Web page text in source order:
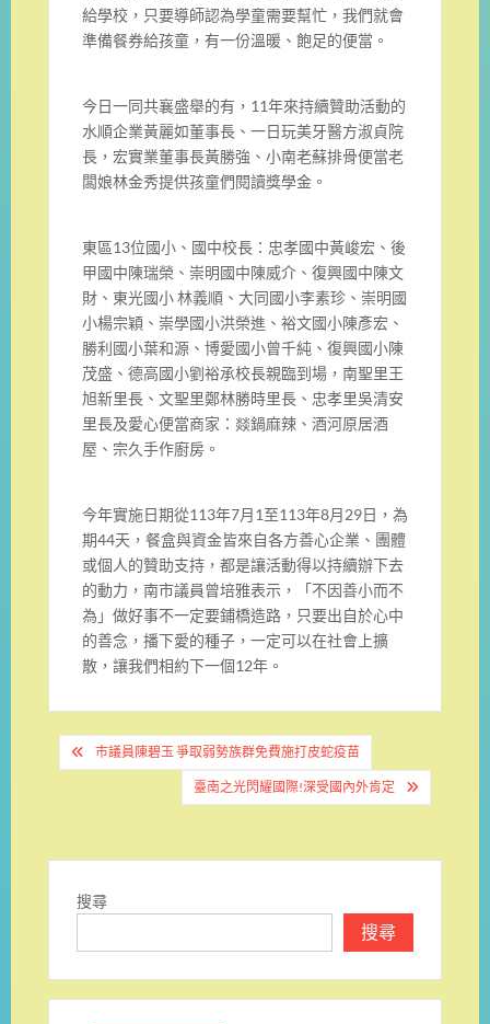
給學校，只要導師認為學童需要幫忙， 我們就會
準備餐券給孩童，有一份溫暖、飽足的便當。
今日一同共襄盛舉的有， 11年來持續贊助活動的
水順企業黃麗如董事長、 一日玩美牙醫方淑貞院
長，宏實業董事長黃勝強、 小南老蘇排骨便當老
闆娘林金秀提供孩童們閱讀獎學金。
東區13位國小、國中校長：忠孝國中黃峻宏、後
甲國中陳瑞榮、 崇明國中陳威介、復興國中陳文
財、東光國小 林義順、大同國小李素珍、崇明國
小楊宗穎、崇學國小洪榮進、 裕文國小陳彥宏、
勝利國小葉和源、博愛國小曾千純、 復興國小陳
茂盛、德高國小劉裕承校長親臨到場， 南聖里王
旭新里長、文聖里鄭林勝時里長、 忠孝里吳清安
里長及愛心便當商家：燚鍋麻辣、酒河原居酒
屋、 宗久手作廚房。
今年實施日期從113年7月1至113年8月29日， 為
期44天，餐盒與資金皆來自各方善心企業、 團體
或個人的贊助支持，都是讓活動得以持續辦下去
的動力， 南市議員曾培雅表示，「不因善小而不
為」 做好事不一定要鋪橋造路，只要出自於心中
的善念，播下愛的種子， 一定可以在社會上擴
散，讓我們相約下一個12年。
文
章
覽
市議員陳碧玉 爭取弱勢族群免費施打皮蛇疫苗
臺南之光閃耀國際!深受國內外肯定
搜尋
搜尋